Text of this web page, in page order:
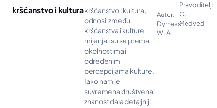
kršćanstvo i kulturakršćanstvo i kultura,
odnosi između
kršćanstva i kulture
mijenjali su se prema
okolnostima i
određenim
percepcijama kulture.
Iako nam je
suvremena društvena
znanost dala detaljniji
Autor:
Dyrness
W. A.
Prevoditelj:
G.
Medved